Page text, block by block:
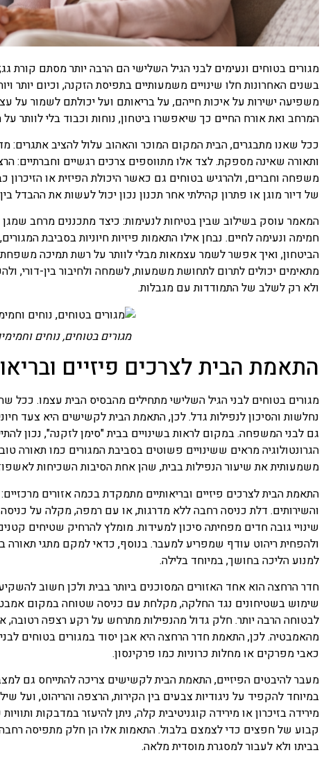
מגורים בטוחים ונעימים לבני הגיל השלישי הם הרבה יותר מסתם קורת
בשנים האחרונות חלו שינויים משמעותיים בתפיסת הזקנה, וכיום יותר
משפיעה ישירות על איכות חייהם, על בריאותם ועל יכולתם לשמור על
המרחב ואת אורח החיים כך שיאפשרו ביטחון, נוחות וכבוד בלי לוותר
ככל שאנו מתבגרים, הבית המקום המוכר והאהוב עלול להציב אתגרים:
ותאורה שאינה מספקת. לצד אלו מתווספים צרכים רגשיים וחברתיים:
משפחה וחברים, ולהרגיש בטוחים גם כאשר היכולת הפיזית או הזיכרון
של דיור מוגן או פתרון קהילתי אחר תכנון נכון יכול לעשות את ההבדל בין
המאמר עוסק בשילוב שבין בטיחות לנעימות: כיצד מתכננים מרחב שמגן
חמימה ונעימה לחיים. נבחן אילו התאמות פיזיות חיוניות בסביבת
הביטחון, ואיך אפשר לשמר עצמאות מבלי לוותר על רשת תמיכה
מתאימים יכולים לתרום לתחושת משמעות, לשמחה ולחיבור בין-דורי,
ולא רק לשלב של התמודדות עם מגבלות.
מגורים בטוחים, נוחים
התאמת הבית לצרכים פיזיים
מגורים בטוחים לבני הגיל השלישי מתחילים מהבסיס הבית עצמו. ככל
נחלשות והסיכון לנפילות גדל. לכן, התאמת הבית לקשישים היא צעד
גם לבני המשפחה. במקום לראות בשינויים בבית "סימן לזקנה", נכון
הגרונטולוגיה מראים ששינויים פשוטים בסביבת המגורים כמו תאורה
משמעותית את שיעור הנפילות בבית, שהן אחת הסיבות השכיחות
התאמת הבית לצרכים פיזיים ובריאותיים מתמקדת בכמה אזורים
והשירותים. דלת כניסה רחבה ללא מדרגות, או עם רמפה, מקלה על
שינויי גובה חדים מפחיתה סיכון למעידות. מומלץ להרחיק שטיחים
ולהפחית ריהוט עודף שמפריע למעבר. בנוסף, כדאי למקם מתגי תאורה
למנוע הליכה בחושך, במיוחד בלילה.
חדר הרחצה הוא אחד האזורים המסוכנים ביותר בבית ולכן חשוב
שימוש בשטיחונים נגד החלקה, מקלחת עם כניסה שטוחה במקום
לבטוחה הרבה יותר. חלק גדול מהנפילות מתרחש על רקע רצפה רטובה,
מהאמבטיה. לכן, התאמת חדר הרחצה היא אבן יסוד במגורים בטוחים
כאבי מפרקים או מחלות כרוניות כמו פרקינסון.
מעבר להיבטים הפיזיים, התאמת הבית לקשישים צריכה להתייחס גם
במיוחד להקפיד על ניגודיות צבעים בין הקירות, הרצפה והריהוט,
מירידה בזיכרון או מירידה קוגניטיבית קלה, ניתן להיעזר במדבקות
קבוע של חפצים כדי לצמצם בלבול. התאמות אלו הן חלק מתפיסה
בביתו ולא לעבור למסגרת מוסדית מלאה.